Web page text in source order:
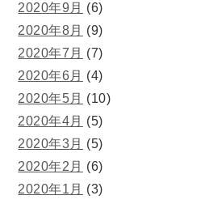
2020年9月 (6)
2020年8月 (9)
2020年7月 (7)
2020年6月 (4)
2020年5月 (10)
2020年4月 (5)
2020年3月 (5)
2020年2月 (6)
2020年1月 (3)